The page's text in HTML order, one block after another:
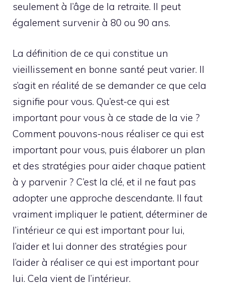
seulement à l’âge de la retraite. Il peut
également survenir à 80 ou 90 ans.
La définition de ce qui constitue un
vieillissement en bonne santé peut varier. Il
s’agit en réalité de se demander ce que cela
signifie pour vous. Qu’est-ce qui est
important pour vous à ce stade de la vie ?
Comment pouvons-nous réaliser ce qui est
important pour vous, puis élaborer un plan
et des stratégies pour aider chaque patient
à y parvenir ? C’est la clé, et il ne faut pas
adopter une approche descendante. Il faut
vraiment impliquer le patient, déterminer de
l’intérieur ce qui est important pour lui,
l’aider et lui donner des stratégies pour
l’aider à réaliser ce qui est important pour
lui. Cela vient de l’intérieur.